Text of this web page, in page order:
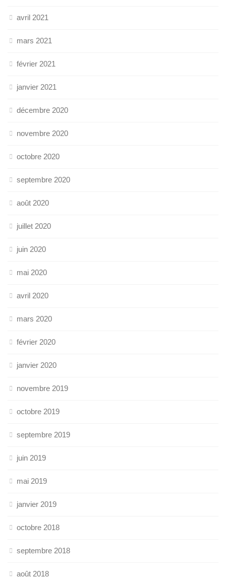
avril 2021
mars 2021
février 2021
janvier 2021
décembre 2020
novembre 2020
octobre 2020
septembre 2020
août 2020
juillet 2020
juin 2020
mai 2020
avril 2020
mars 2020
février 2020
janvier 2020
novembre 2019
octobre 2019
septembre 2019
juin 2019
mai 2019
janvier 2019
octobre 2018
septembre 2018
août 2018